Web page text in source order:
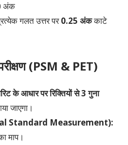
अंक
गलत उत्तर पर0.25 अंककाटे
(PSM & PET)
के आधार पर रिक्तियों से 3 गुना
जाएगा।
Standard Measurement):
माप।